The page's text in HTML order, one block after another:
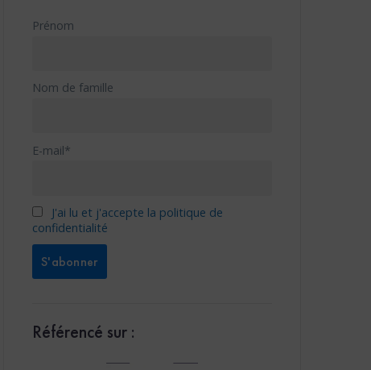
Prénom
Nom de famille
E-mail*
J'ai lu et j'accepte la politique de
confidentialité
Référencé sur :